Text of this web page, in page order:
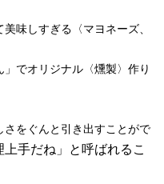
味しすぎる〈マヨネーズ、
でオリジナル〈燻製〉作り
をぐんと引き出すことがで
上手だね」と呼ばれるこ